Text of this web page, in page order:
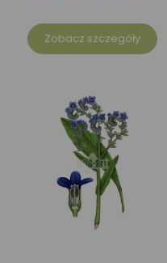
Zobacz szczegóły